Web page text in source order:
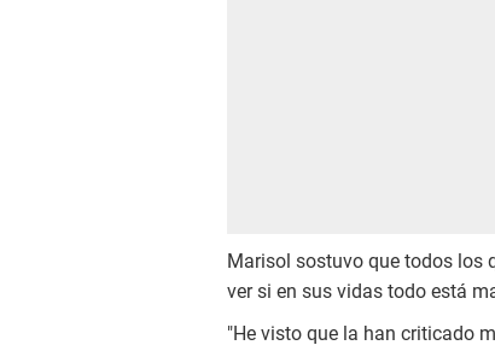
Marisol sostuvo que todos los
ver si en sus vidas todo está
"He visto que la han criticado